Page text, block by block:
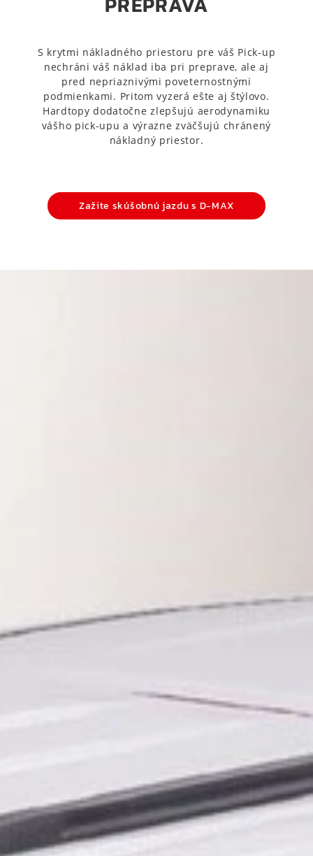
S krytmi nákladného priestoru pre váš Pick-up
nechráni váš náklad iba pri preprave, ale aj
pred nepriaznivými poveternostnými
podmienkami. Pritom vyzerá ešte aj štýlovo.
Hardtopy dodatočne zlepšujú aerodynamiku
vášho pick-upu a výrazne zväčšujú chránený
nákladný priestor.
Zažite skúšobnú jazdu s D-MAX